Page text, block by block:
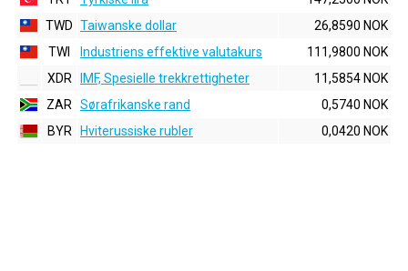
TWD Taiwanske dollar
26,8590 NOK
TWI
Industriens effektive valutakurs
111,9800 NOK
XDR
IMF, Spesielle trekkrettigheter
11,5854 NOK
ZAR
Sørafrikanske rand
0,5740 NOK
BYR
Hviterussiske rubler 0,0420 NOK